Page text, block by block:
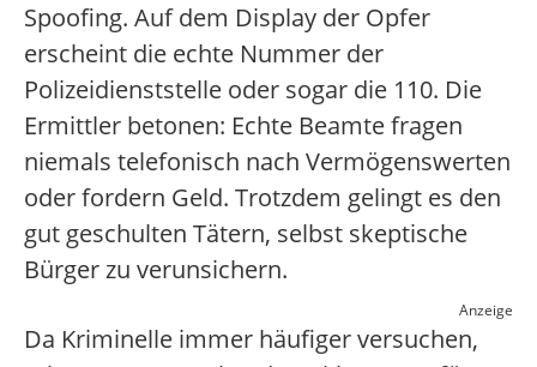
Spoofing. Auf dem Display der Opfer
erscheint die echte Nummer der
Polizeidienststelle oder sogar die 110. Die
Ermittler betonen: Echte Beamte fragen
niemals telefonisch nach Vermögenswerten
oder fordern Geld. Trotzdem gelingt es den
gut geschulten Tätern, selbst skeptische
Bürger zu verunsichern.
Anzeige
Da Kriminelle immer häufiger versuchen,